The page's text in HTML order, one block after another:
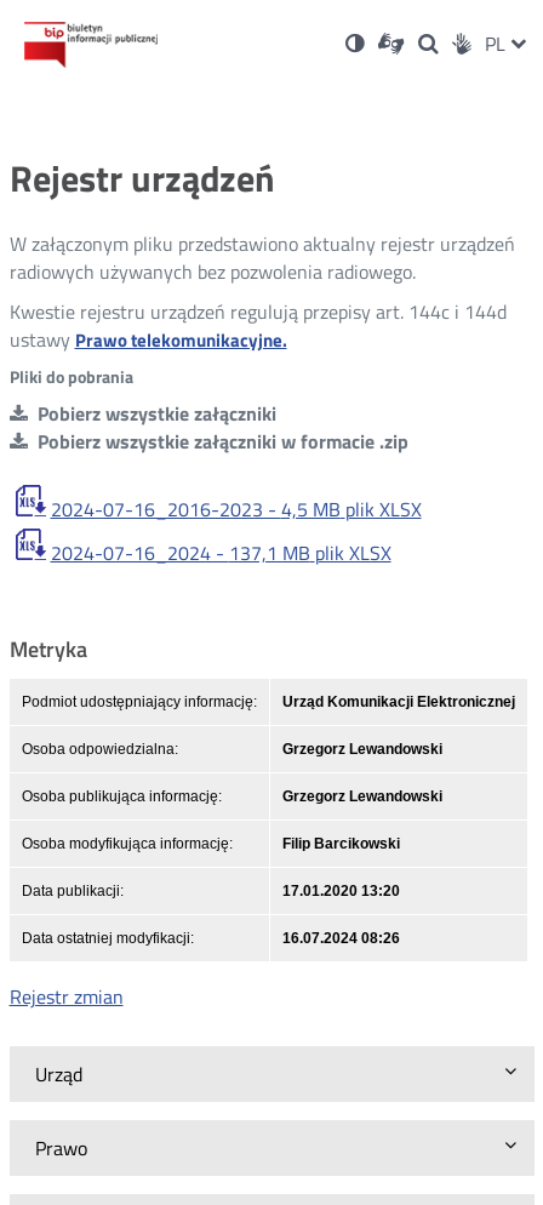
Ustawienia
Wersja
kontrastowa
Dla
niesłyszących
OtwórzOtwórz
w
Otwórz
w
Social PL
Urząd
Prawo
Rejestr urządzeń
W załączonym pliku przedstawiono aktualny rejestr urządzeń
radiowych używanych bez pozwolenia radiowego.
Kwestie rejestru urządzeń regulują przepisy art. 144c i 144d
ustawy Prawo telekomunikacyjne.
Pliki do pobrania
Pobierz wszystkie załączniki
Pobierz wszystkie załączniki w formacie .zip
2024-07-16_2016-2023 - 4,5 MB plik XLSX
2024-07-16_2024 - 137,1 MB plik XLSX
Metryka
Podmiot udostępniający informację: Urząd Komunikacji Elektronicznej
Osoba odpowiedzialna: Grzegorz Lewandowski
Osoba publikująca informację: Grzegorz Lewandowski
Osoba modyfikująca informację: Filip Barcikowski
Data publikacji: 17.01.2020 13:20
Data ostatniej modyfikacji: 16.07.2024 08:26
Rejestr zmian